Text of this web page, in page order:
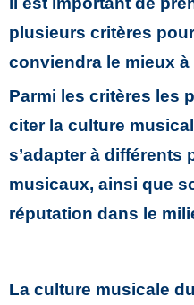
plusieurs critères
conviendra le mieux
Parmi les critères les
citer la culture
s’adapter à différents
musicaux, ainsi que
réputation dans le
La culture musicale